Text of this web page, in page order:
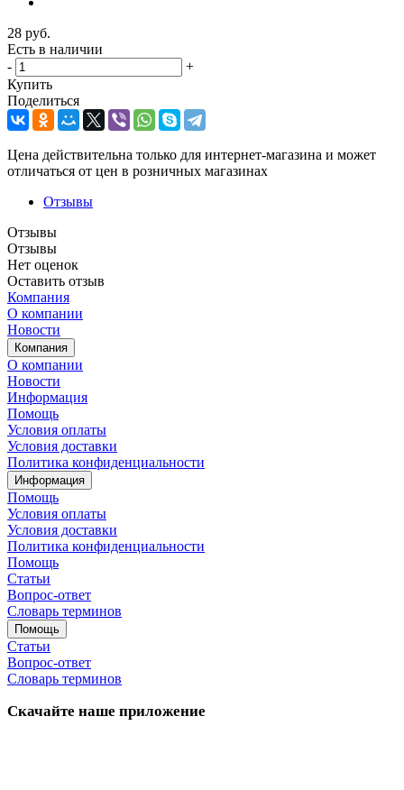
28 руб.
Есть в наличии
-
+
Купить
Поделиться
Цена действительна только для интернет-магазина и может
отличаться от цен в розничных магазинах
Отзывы
Отзывы
Отзывы
Нет оценок
Оставить отзыв
Компания
О компании
Новости
Компания
О компании
Новости
Информация
Помощь
Условия оплаты
Условия доставки
Политика конфиденциальности
Информация
Помощь
Условия оплаты
Условия доставки
Политика конфиденциальности
Помощь
Статьи
Вопрос-ответ
Словарь терминов
Помощь
Статьи
Вопрос-ответ
Словарь терминов
Скачайте наше приложение